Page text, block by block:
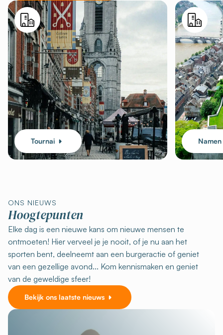
Tournai Namen
ONS NIEUWS
Hoogtepunten
Elke dag is een nieuwe kans om nieuwe mensen te
ontmoeten! Hier verveel je je nooit, of je nu aan het
sporten bent, deelneemt aan een burgeractie of geniet
van een gezellige avond... Kom kennismaken en geniet
van de geweldige sfeer!
Bekijk ons laatste nieuws